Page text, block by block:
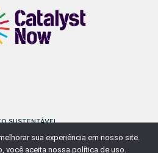
SUSTENTÁVEL
sua experiência em nosso site.
você aceita nossa política de uso.